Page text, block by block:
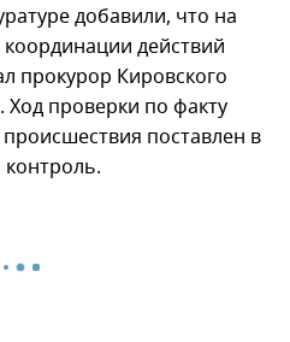
добавили, что на
действий
прокурор Кировского
проверки по факту
поставлен в